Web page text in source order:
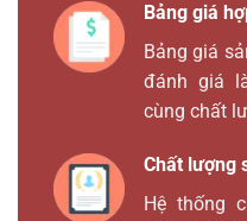
Bảng giá
Bảng giá
đánh giá
cùng chất
Chất lượng
Hệ thống